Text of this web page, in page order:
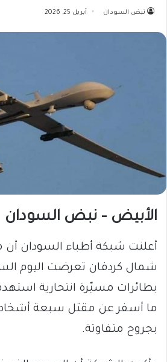
نبض السودان أبريل 25, 2026
الأبيض – نبض السودان
أعلنت شبكة أطباء السودان أن
شمال كردفان تعرضت اليوم
بطائرات مسيّرة انتحارية
بجروح متفاوتة.